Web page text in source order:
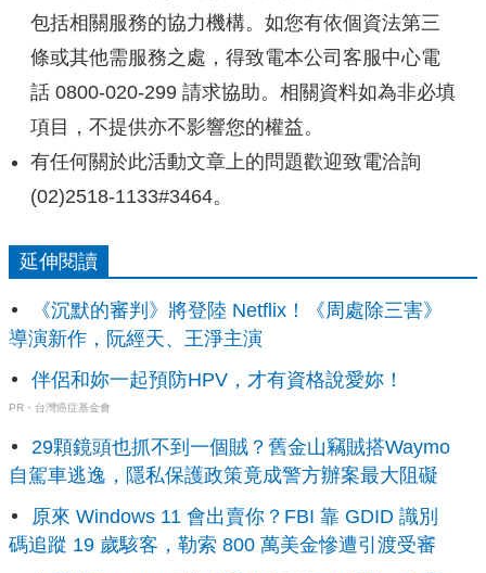
包括相關服務的協力機構。如您有依個資法第三
條或其他需服務之處，得致電本公司客服中心電
話 0800-020-299 請求協助。相關資料如為非必填
項目，不提供亦不影響您的權益。
有任何關於此活動文章上的問題歡迎致電洽詢
(02)2518-1133#3464。
延伸閱讀
《沉默的審判》將登陸 Netflix！《周處除三害》
導演新作，阮經天、王淨主演
伴侶和妳一起預防HPV，才有資格說愛妳！
PR・台灣癌症基金會
29顆鏡頭也抓不到一個賊？舊金山竊賊搭Waymo
自駕車逃逸，隱私保護政策竟成警方辦案最大阻礙
原來 Windows 11 會出賣你？FBI 靠 GDID 識別
碼追蹤 19 歲駭客，勒索 800 萬美金慘遭引渡受審